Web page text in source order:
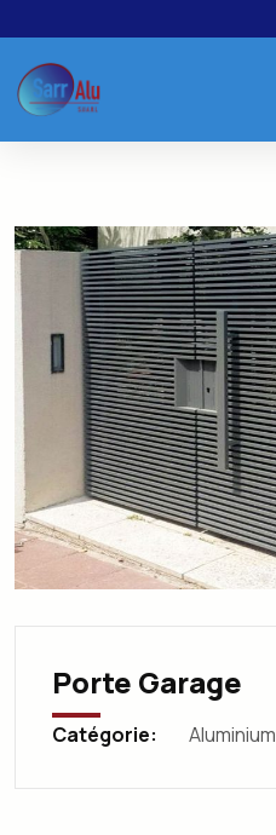
Porte Garage
Catégorie: Aluminium